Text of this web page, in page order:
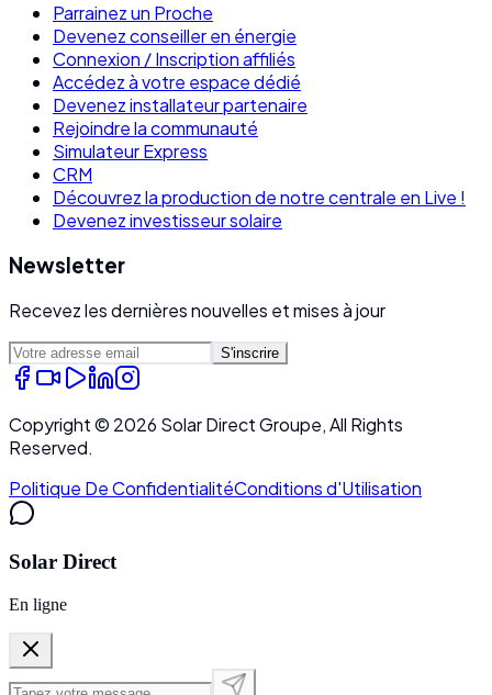
Parrainez un Proche
Devenez conseiller en énergie
Connexion / Inscription affiliés
Accédez à votre espace dédié
Devenez installateur partenaire
Rejoindre la communauté
Simulateur Express
CRM
Découvrez la production de notre centrale en Live !
Devenez investisseur solaire
Newsletter
Recevez les dernières nouvelles et mises à jour
S'inscrire
Copyright © 2026 Solar Direct Groupe, All Rights
Reserved.
Politique De ConfidentialitéConditions d'Utilisation
Solar Direct
En ligne